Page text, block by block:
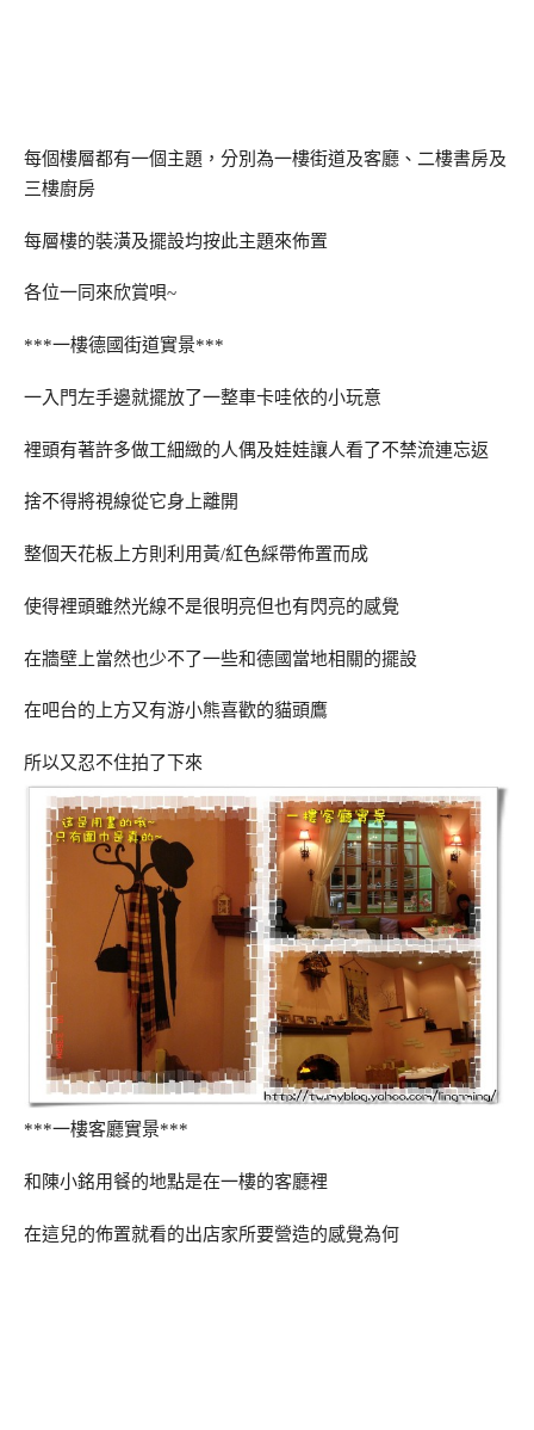
每個樓層都有一個主題，分別為一樓街道及客廳、二樓書房及
三樓廚房
每層樓的裝潢及擺設均按此主題來佈置
各位一同來欣賞唄~
***一樓德國街道實景***
一入門左手邊就擺放了一整車卡哇依的小玩意
裡頭有著許多做工細緻的人偶及娃娃讓人看了不禁流連忘返
捨不得將視線從它身上離開
整個天花板上方則利用黃/紅色綵帶佈置而成
使得裡頭雖然光線不是很明亮但也有閃亮的感覺
在牆壁上當然也少不了一些和德國當地相關的擺設
在吧台的上方又有游小熊喜歡的貓頭鷹
所以又忍不住拍了下來
***一樓客廳實景***
和陳小銘用餐的地點是在一樓的客廳裡
在這兒的佈置就看的出店家所要營造的感覺為何